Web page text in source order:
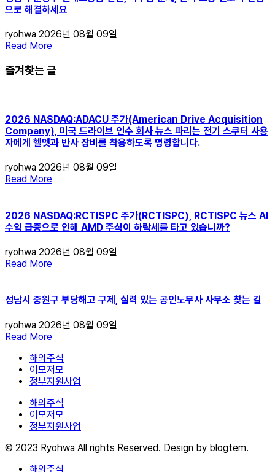
으로 해결하세요
ryohwa 2026년 08월 09일
Read More
즐겨찾는 글
2026 NASDAQ:ADACU 주가(American Drive Acquisition
Company), 미국 드라이브 인수 회사 뉴스 파리는 전기 스쿠터 사용
자에게 헬멧과 반사 장비를 착용하도록 명령합니다.
ryohwa 2026년 08월 09일
Read More
2026 NASDAQ:RCTISPC 주가(RCTISPC), RCTISPC 뉴스 AI
수익 급증으로 인해 AMD 주식이 하락세를 타고 있습니까?
ryohwa 2026년 08월 09일
Read More
성남시 중원구 부당해고 구제, 실력 있는 공인노무사 사무소 찾는 길
ryohwa 2026년 08월 09일
Read More
해외주식
이모저모
정부지원사업
해외주식
이모저모
정부지원사업
© 2023 Ryohwa All rights Reserved. Design by blogtem.
해외주식